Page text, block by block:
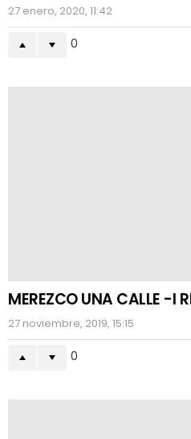
27 enero, 2020, 11:42
0
MEREZCO UNA CALLE -I
27 noviembre, 2019, 15:15
0